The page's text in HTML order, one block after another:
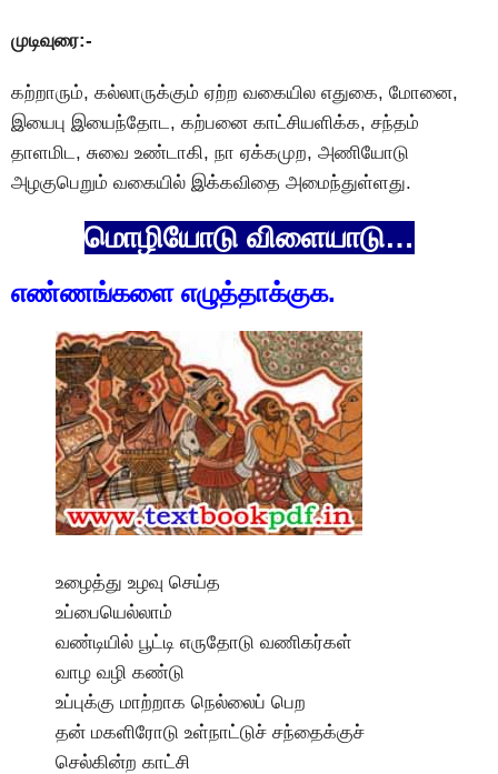
முடிவுரை:-
கற்றாரும், கல்லாருக்கும் ஏற்ற வகையில எதுகை, மோனை,
இயைபு இயைந்தோட, கற்பனை காட்சியளிக்க, சந்தம்
தாளமிட, சுவை உண்டாகி, நா ஏக்கமுற, அணியோடு
அழகுபெறும் வகையில் இக்கவிதை அமைந்துள்ளது.
மொழியோடு விளையாடு…
எண்ணங்களை எழுத்தாக்குக.
உழைத்து உழவு செய்த
உப்பையெல்லாம்
வண்டியில் பூட்டி எருதோடு வணிகர்கள்
வாழ வழி கண்டு
உப்புக்கு மாற்றாக நெல்லைப் பெற
தன் மகளிரோடு உள்நாட்டுச் சந்தைக்குச்
செல்கின்ற காட்சி